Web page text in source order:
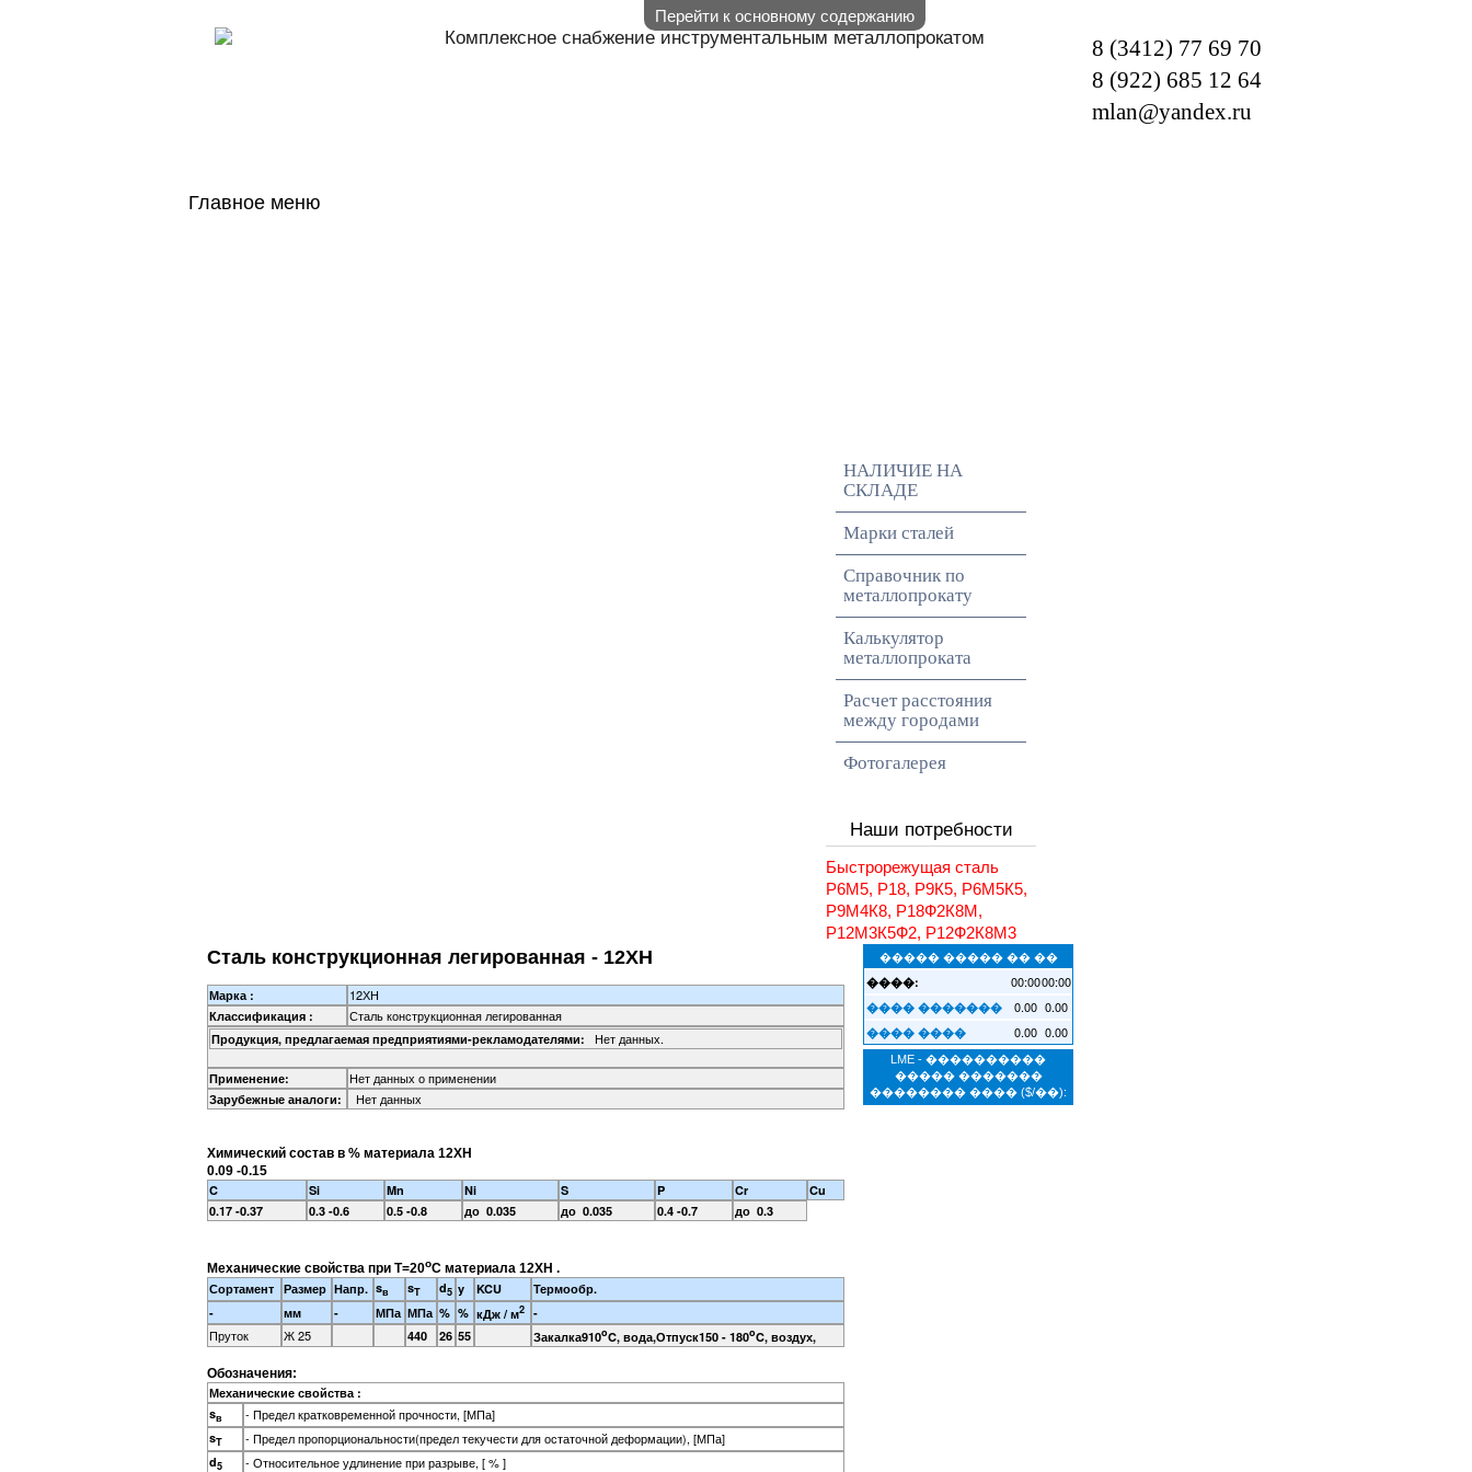
Перейти к основному содержанию
Комплексное снабжение инструментальным металлопрокатом
8 (3412) 77 69 70
8 (922) 685 12 64
mlan@yandex.ru
Главное меню
НАЛИЧИЕ НА
СКЛАДЕ
Марки сталей
Справочник по
металлопрокату
Калькулятор
металлопроката
Расчет расстояния
между городами
Фотогалерея
Наши потребности
Быстрорежущая сталь
Р6М5, Р18, Р9К5, Р6М5К5,
Р9М4К8, Р18Ф2К8М,
Р12М3К5Ф2, Р12Ф2К8М3
Сталь конструкционная легированная - 12ХН
Марка : 12ХН
Классификация : Сталь конструкционная легированная
Продукция, предлагаемая предприятиями-рекламодателями: Нет данных.
Применение: Нет данных о применении
Зарубежные аналоги: Нет данных
Химический состав в % материала 12ХН
0.09 -0.15
C Si Mn Ni S P Cr
Cu
0.17 -0.37
0.3 -0.6 0.5 -0.8 до 0.035 до 0.035 0.4 -0.7 до 0.3
Механические свойства при Т=20oС материала 12ХН .
Сортамент Размер Напр. sв sT d5 y KCU
Термообр.
-
мм - МПа МПа % % кДж / м2 -
Пруток Ж 25 440 26 55 Закалка910oC, вода,Отпуск150 - 180oC, воздух,
Обозначения:
Механические свойства :
sв - Предел кратковременной прочности, [МПа]
sT - Предел пропорциональности(предел текучести для остаточной деформации), [МПа]
d5 - Относительное удлинение при разрыве, [ % ]
����� ����� �� ��
����: 00:0000:00
���� ������� 0.00 0.00
���� ���� 0.00 0.00
LME - ����������
����� �������
�������� ���� ($/��):